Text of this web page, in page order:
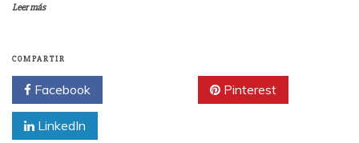
Leer más
COMPARTIR
Facebook Pinterest
LinkedIn